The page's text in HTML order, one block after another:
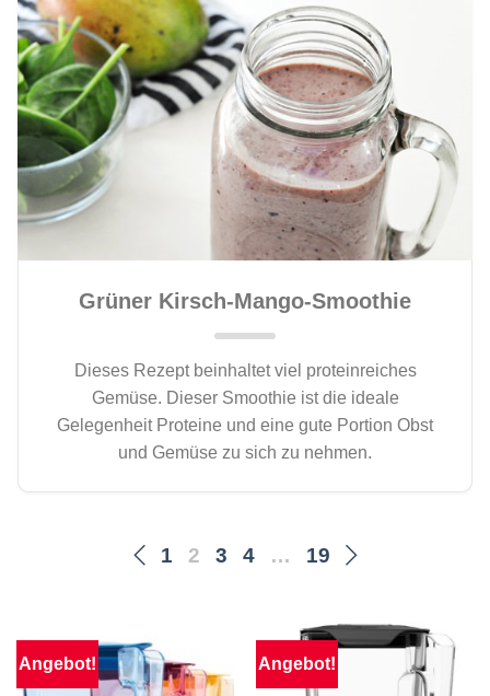
Grüner Kirsch-Mango-Smoothie
Dieses Rezept beinhaltet viel proteinreiches
Gemüse. Dieser Smoothie ist die ideale
Gelegenheit Proteine und eine gute Portion Obst
und Gemüse zu sich zu nehmen.
1 2 3 4 … 19
Angebot! Angebot!